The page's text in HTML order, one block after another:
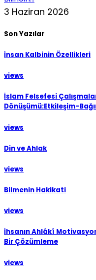
3 Haziran 2026
Son Yazılar
İnsan Kalbinin Özellikleri
views
İslam Felsefesi
Dönüşümü:Etkileşim-
views
Din ve Ahlak
views
Bilmenin Hakikati
views
İhsanın Ahlâkî
Bir Çözümleme
views